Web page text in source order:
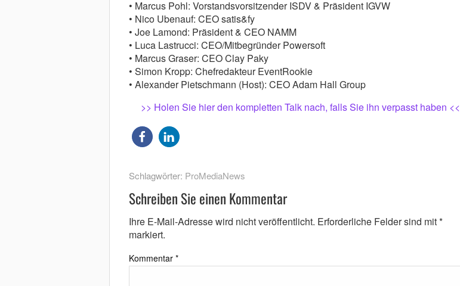
• Marcus Pohl: Vorstandsvorsitzender ISDV & Präsident IGVW
• Nico Ubenauf: CEO satis&fy
• Joe Lamond: Präsident & CEO NAMM
• Luca Lastrucci: CEO/Mitbegründer Powersoft
• Marcus Graser: CEO Clay Paky
• Simon Kropp: Chefredakteur EventRookie
• Alexander Pietschmann (Host): CEO Adam Hall Group
>> Holen Sie hier den kompletten Talk nach, falls Sie ihn verpasst haben <<
Schlagwörter: ProMediaNews
Schreiben Sie einen Kommentar
Ihre E-Mail-Adresse wird nicht veröffentlicht. Erforderliche Felder sind mit*
markiert.
Kommentar *